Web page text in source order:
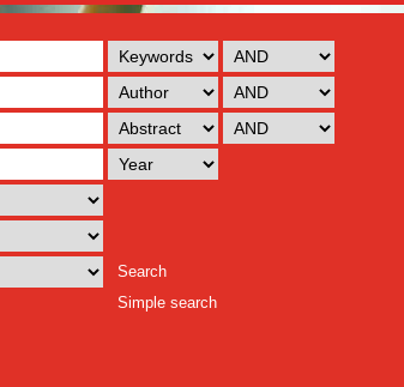
Search
Simple search